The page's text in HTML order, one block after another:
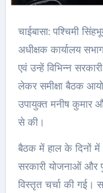
चाईबासा: पश्चिमी सिंहभूम जिला समाहरणालय स्थित पुलिस
अधीक्षक कार्यालय
एवं उन्हें विभिन्न
लेकर समीक्षा बैठक
उपायुक्त मनीष कुमार
से की।
बैठक में हाल के दिनों
सरकारी योजनाओं और
विस्तृत चर्चा की